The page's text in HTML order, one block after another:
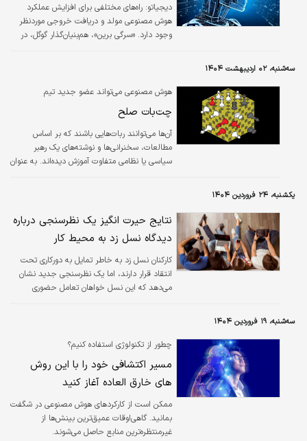
دیجیاتو: راه‌های مختلفی برای افزایش عملکرد
هوش مصنوعی مولد و دریافت خروجی موردنظر
وجود دارد. «سرگی برین»، هم‌بنیان‌گذار گوگل، در
سه‌شنبه، ۰۲ اردیبهشت ۱۴۰۴
هوش مصنوعی می‌تواند عضو جدید تیم
دیپلمات‌ها باشد
چت‌بات صلح
آن‌ها می‌توانند ربات‌هایی باشند که بر اساس
مطالعات، سخنرانی‌ها و نوشته‌های یک رهبر
سیاسی یا نظامی متفاوت آموزش دیده‌اند. به عنوان
است.
یکشنبه، ۲۴ فروردین ۱۴۰۴
نتایج حیرت انگیز یک نظرسنجی درباره
دیدگاه نسل زد به محیط کار
کارکنان نسل زد به خاطر تمایل به دورکاری تحت
انتقاد قرار دارند، اما یک نظرسنجی جدید نشان
می‌دهد که این نسل خواهان تعامل حضوری
سه‌شنبه، ۱۹ فروردین ۱۴۰۴
چطور از تکنولوژی استفاده کنیم؟
مسیر اکتشافی خود را با این روش
های خارق العاده آغاز کنید
ممکن است از کارکردهای هوش مصنوعی در شگفت
بمانید. گاهی‌‌‌اوقات عمیق‌‌‌ترین بینش‌‌‌ها از
غیرمنتظره‌‌‌ترین منابع حاصل می‌‌‌شوند.